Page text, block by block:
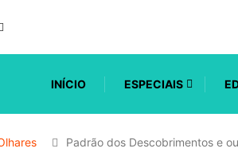
INÍCIO ESPECIAIS
Padrão dos Descobrimentos e